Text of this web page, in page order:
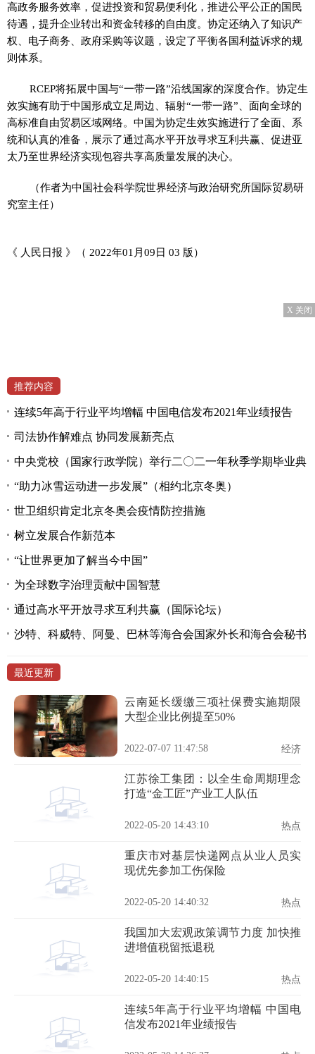
高政务服务效率，促进投资和贸易便利化，推进公平公正的国民
待遇，提升企业转出和资金转移的自由度。协定还纳入了知识产
权、电子商务、政府采购等议题，设定了平衡各国利益诉求的规
则体系。
RCEP将拓展中国与“一带一路”沿线国家的深度合作。协定生
效实施有助于中国形成立足周边、辐射“一带一路”、面向全球的
高标准自由贸易区域网络。中国为协定生效实施进行了全面、系
统和认真的准备，展示了通过高水平开放寻求互利共赢、促进亚
太乃至世界经济实现包容共享高质量发展的决心。
（作者为中国社会科学院世界经济与政治研究所国际贸易研
究室主任）
《 人民日报 》（ 2022年01月09日 03 版）
X 关闭
推荐内容
连续5年高于行业平均增幅 中国电信发布2021年业绩报告
司法协作解难点 协同发展新亮点
中央党校（国家行政学院）举行二〇二一年秋季学期毕业典
“助力冰雪运动进一步发展”（相约北京冬奥）
世卫组织肯定北京冬奥会疫情防控措施
树立发展合作新范本
“让世界更加了解当今中国”
为全球数字治理贡献中国智慧
通过高水平开放寻求互利共赢（国际论坛）
沙特、科威特、阿曼、巴林等海合会国家外长和海合会秘书
最近更新
云南延长缓缴三项社保费实施期限
大型企业比例提至50%
2022-07-07 11:47:58 经济
江苏徐工集团：以全生命周期理念
打造“金工匠”产业工人队伍
2022-05-20 14:43:10 热点
重庆市对基层快递网点从业人员实
现优先参加工伤保险
2022-05-20 14:40:32 热点
我国加大宏观政策调节力度 加快推
进增值税留抵退税
2022-05-20 14:40:15 热点
连续5年高于行业平均增幅 中国电
信发布2021年业绩报告